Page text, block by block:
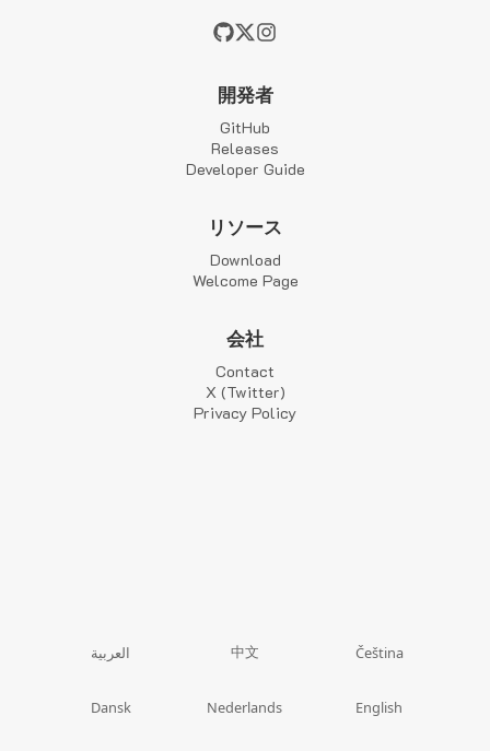
開発者
GitHub
Releases
Developer Guide
リソース
Download
Welcome Page
会社
Contact
X (Twitter)
Privacy Policy
العربية 中文 Čeština
Dansk Nederlands English